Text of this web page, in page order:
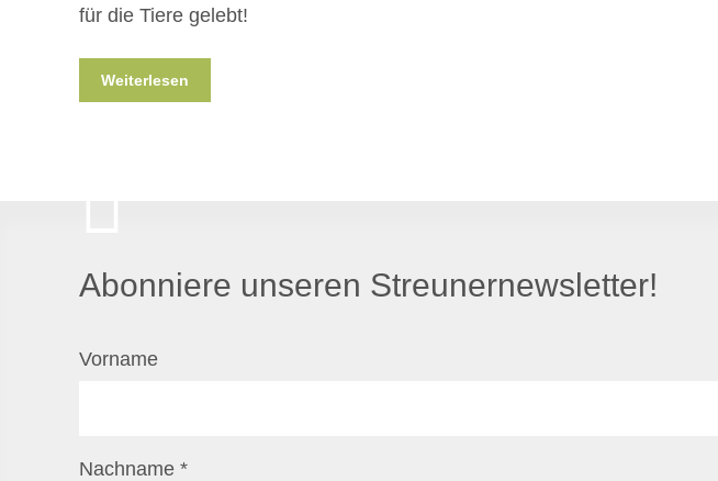
für die Tiere gelebt!
Weiterlesen
Abonniere unseren Streunernewsletter!
Vorname
Nachname *